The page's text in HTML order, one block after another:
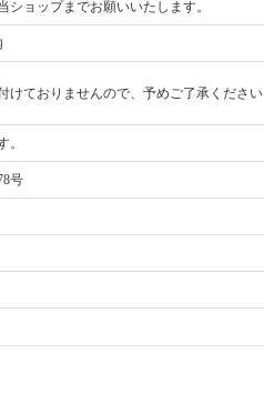
ョップまでお願いいたします。
けておりませんので、予めご了承ください
。
号